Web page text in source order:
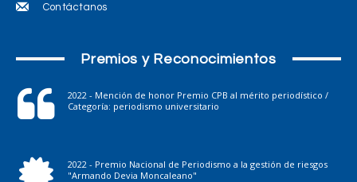
Contáctanos
Premios y Reconocimientos
2022 - Mención de honor Premio CPB al mérito periodístico /
Categoría: periodismo universitario
2022 - Premio Nacional de Periodismo a la gestión de riesgos
"Armando Devia Moncaleano"